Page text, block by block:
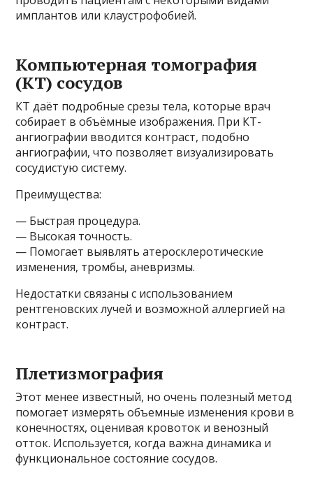
имплантов или клаустрофобией.
Компьютерная томография
(КТ) сосудов
КТ даёт подробные срезы тела, которые врач
собирает в объёмные изображения. При КТ-
ангиографии вводится контраст, подобно
ангиографии, что позволяет визуализировать
сосудистую систему.
Преимущества:
— Быстрая процедура.
— Высокая точность.
— Помогает выявлять атеросклеротические
изменения, тромбы, аневризмы.
Недостатки связаны с использованием
рентгеновских лучей и возможной аллергией на
контраст.
Плетизмография
Этот менее известный, но очень полезный метод
помогает измерять объемные изменения крови в
конечностях, оценивая кровоток и венозный
отток. Используется, когда важна динамика и
функциональное состояние сосудов.